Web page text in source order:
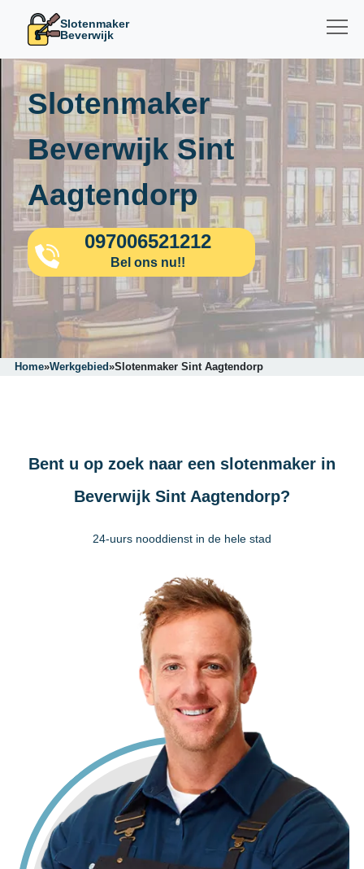
Slotenmaker
Beverwijk
Slotenmaker
Beverwijk Sint
Aagtendorp
097006521212
Bel ons nu!!
Home»Werkgebied»Slotenmaker Sint Aagtendorp
Bent u op zoek naar een slotenmaker in
Beverwijk Sint Aagtendorp?
24-uurs nooddienst in de hele stad